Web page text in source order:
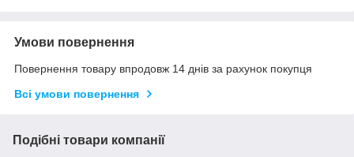
Умови повернення
Повернення товару впродовж 14 днів за рахунок покупця
Всі умови повернення
Подібні товари компанії